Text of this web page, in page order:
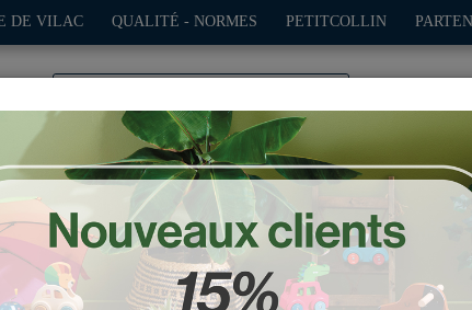
DE VILAC QUALITÉ - NORMES PETITCOLLIN
PLEIN AIR JEUX DÉCO-CADEAUX